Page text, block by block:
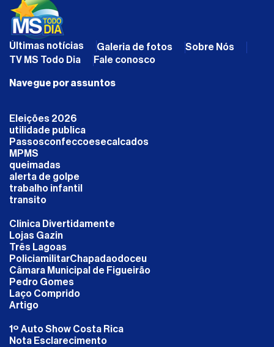
Últimas notícias Galeria de fotos
Sobre Nós
TV MS Todo Dia
Fale conosco
Navegue por assuntos
Eleições 2026
utilidade publica
Passosconfeccoesecalcados
MPMS
queimadas
alerta de golpe
trabalho infantil
transito
Clinica Divertidamente
Lojas Gazin
Três Lagoas
PoliciamilitarChapadaodoceu
Câmara Municipal de Figueirão
Pedro Gomes
Laço Comprido
Artigo
1º Auto Show Costa Rica
Nota Esclarecimento